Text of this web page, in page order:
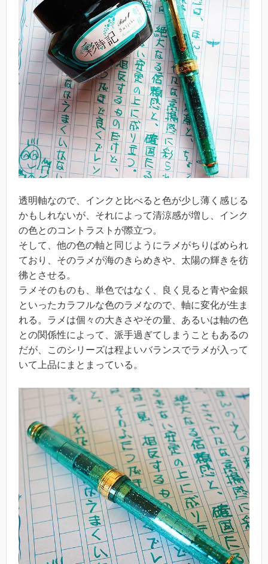
透明軸なので、インクと比べると色が少し薄く感じる
かもしれないが、それによって清涼感が増し、インク
の色とのコントラストが際立つ。
そして、他の色の軸と同じようにラメがちりばめられ
ており、そのラメが海のきらめきや、太陽の輝きを彷
彿とさせる。
ラメそのものも、単色ではなく、良く見ると青や金銀
といったカラフルな色のラメなので、軸に変化が生ま
れる。ラメは個々の大きさやその量、あるいは軸の色
との関係性によって、派手過ぎてしまうこともあるの
だが、このシリーズは程よいバランスでラメが入って
いて上品にまとまっている。